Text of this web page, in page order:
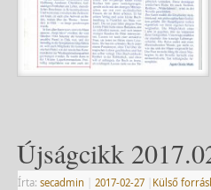
Újságcikk
Írta: secadmin 2017-02-27
Külső